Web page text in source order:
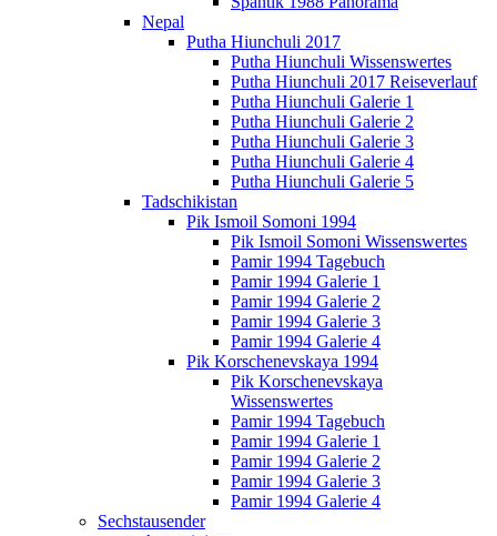
Nepal
Putha Hiunchuli 2017
Putha Hiunchuli Wissenswertes
Putha Hiunchuli 2017 Reiseverlauf
Putha Hiunchuli Galerie 1
Putha Hiunchuli Galerie 2
Putha Hiunchuli Galerie 3
Putha Hiunchuli Galerie 4
Putha Hiunchuli Galerie 5
Tadschikistan
Pik Ismoil Somoni 1994
Pik Ismoil Somoni Wissenswertes
Pamir 1994 Tagebuch
Pamir 1994 Galerie 1
Pamir 1994 Galerie 2
Pamir 1994 Galerie 3
Pamir 1994 Galerie 4
Pik Korschenevskaya 1994
Pik Korschenevskaya
Wissenswertes
Pamir 1994 Tagebuch
Pamir 1994 Galerie 1
Pamir 1994 Galerie 2
Pamir 1994 Galerie 3
Pamir 1994 Galerie 4
Sechstausender